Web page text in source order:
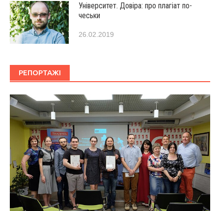
Університет. Довіра: про плагіат по-
чеськи
26.02.2019
РЕПОРТАЖІ